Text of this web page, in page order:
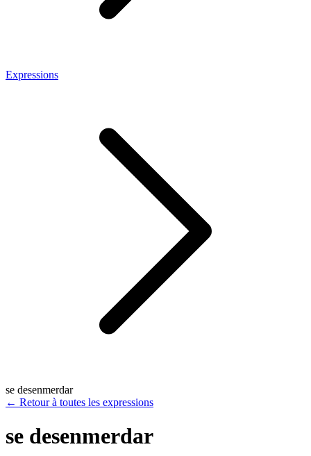
Expressions
se desenmerdar
← Retour à toutes les expressions
se desenmerdar